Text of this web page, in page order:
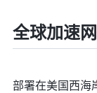
全球加速
部署在美国西海